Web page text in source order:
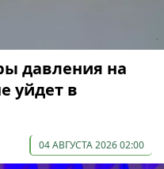
давления на
уйдет в
04 АВГУСТА 2026 02:00